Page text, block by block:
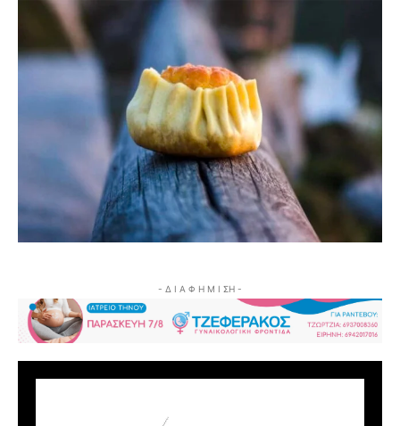
- Δ Ι Α Φ Η Μ Ι ΣΗ -